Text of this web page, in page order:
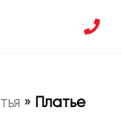
» Платье